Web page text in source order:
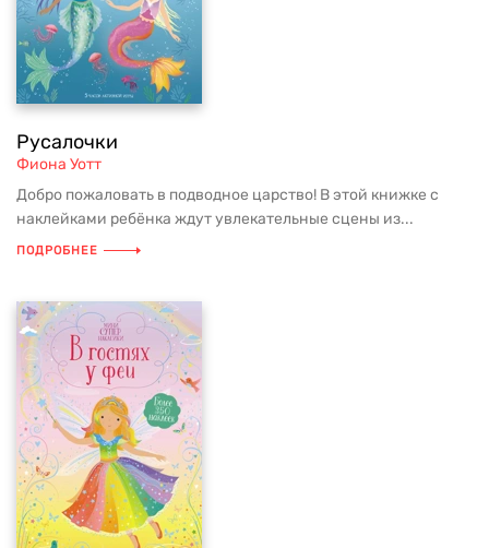
Русалочки
Фиона Уотт
Добро пожаловать в подводное царство! В этой книжке с
наклейками ребёнка ждут увлекательные сцены из...
ПОДРОБНЕЕ